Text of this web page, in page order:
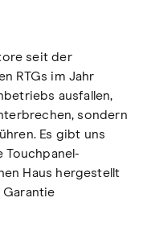
seit der
RTGs im Jahr
ausfallen,
sondern
Es gibt uns
Touchpanel-
Haus hergestellt